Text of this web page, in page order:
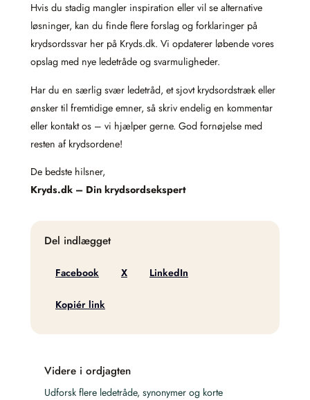
Hvis du stadig mangler inspiration eller vil se alternative
løsninger, kan du finde flere forslag og forklaringer på
krydsordssvar her på Kryds.dk. Vi opdaterer løbende vores
opslag med nye ledetråde og svarmuligheder.
Har du en særlig svær ledetråd, et sjovt krydsordstræk eller
ønsker til fremtidige emner, så skriv endelig en kommentar
eller kontakt os – vi hjælper gerne. God fornøjelse med
resten af krydsordene!
De bedste hilsner,
Kryds.dk – Din krydsordsekspert
Del indlægget
Facebook X LinkedIn
Kopiér link
Videre i ordjagten
Udforsk flere ledetråde, synonymer og korte